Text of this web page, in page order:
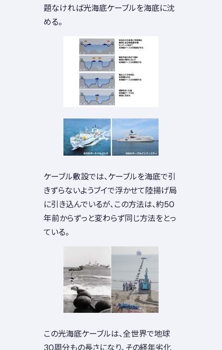
題なければ光海底ケーブルを海底に沈
める。
ケーブル敷設では、ケーブルを海底で引
きずらないようブイで浮かせて陸揚げ局
に引き込んでいるが、この方法は、約50
年前からずっと変わらず同じ方法をとっ
ている。
この光海底ケーブルは、全世界で地球
30周分もの長さになり、その経年劣化